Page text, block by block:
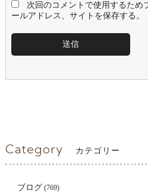
次回のコメントで使用するため
ールアドレス、サイトを保存する。
Category カテゴリー
ブログ (769)